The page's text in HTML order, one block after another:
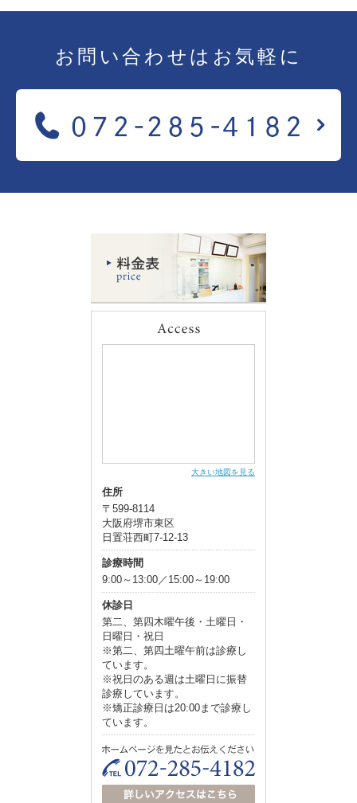
お問い合わせは お気軽に
大きい地図を見る
住所
〒599-8114
大阪府堺市東区
日置荘西町7-12-13
診療時間
9:00～13:00／15:00～19:00
休診日
第二、第四木曜午後・土曜日・
日曜日・祝日
※第二、第四土曜午前は診療し
ています。
※祝日のある週は土曜日に振替
診療しています。
※矯正診療日は20:00まで診療し
ています。